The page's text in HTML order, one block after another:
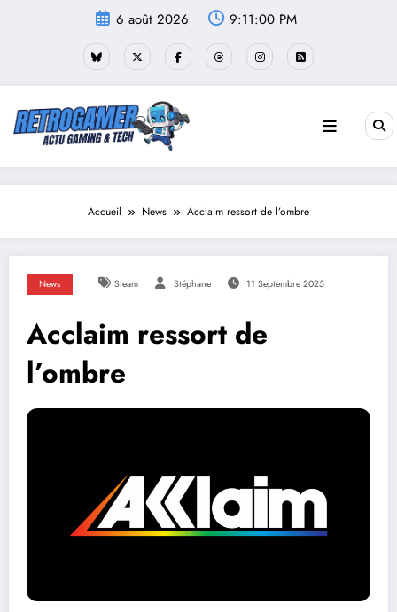
6 août 2026 9:11:01 PM
Accueil News Acclaim ressort de l’ombre
News Steam Stéphane 11 Septembre 2025
Acclaim ressort de
l’ombre